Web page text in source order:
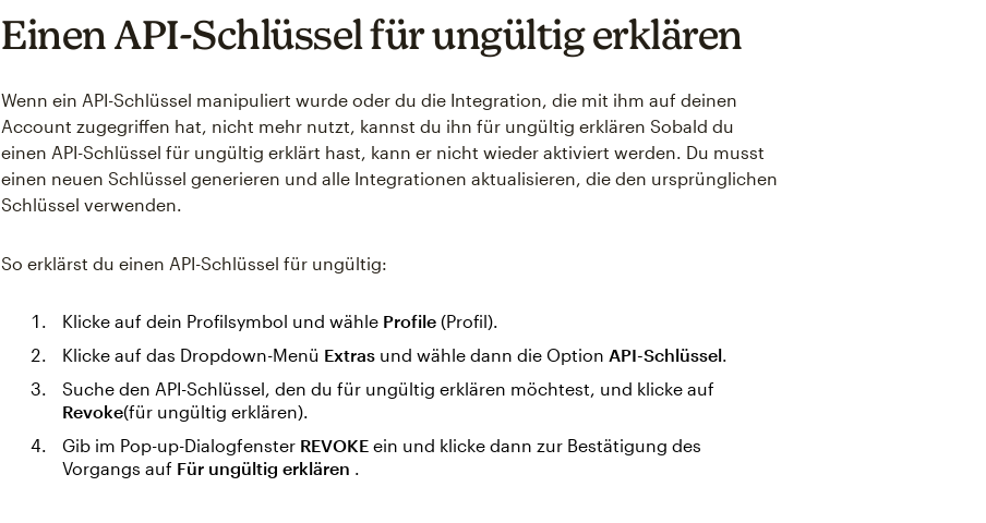
Einen API-Schlüssel für ungültig erklären
Wenn ein API-Schlüssel manipuliert wurde oder du die Integration, die mit ihm auf deinen
Account zugegriffen hat, nicht mehr nutzt, kannst du ihn für ungültig erklären Sobald du
einen API-Schlüssel für ungültig erklärt hast, kann er nicht wieder aktiviert werden. Du musst
einen neuen Schlüssel generieren und alle Integrationen aktualisieren, die den ursprünglichen
Schlüssel verwenden.
So erklärst du einen API-Schlüssel für ungültig:
Klicke auf dein Profilsymbol und wähle Profile (Profil).
Klicke auf das Dropdown-Menü Extras und wähle dann die Option API-Schlüssel.
Suche den API-Schlüssel, den du für ungültig erklären möchtest, und klicke auf
Revoke(für ungültig erklären).
Gib im Pop-up-Dialogfenster REVOKE ein und klicke dann zur Bestätigung des
Vorgangs auf Für ungültig erklären .